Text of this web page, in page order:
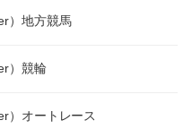
）地方競馬
）競輪
）オートレース